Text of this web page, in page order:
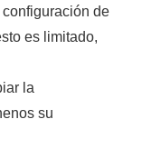
de
es limitado,
la
su